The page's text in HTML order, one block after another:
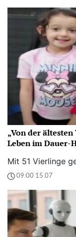
„Von der
Leben im Dauer-
Mit 51 Vierlinge
09:00 15.07